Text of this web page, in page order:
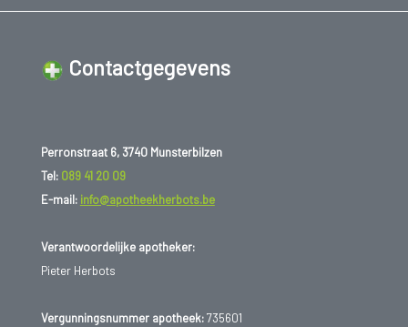
Contactgegevens
Perronstraat 6, 3740 Munsterbilzen
Tel: 089 41 20 09
E-mail: info@apotheekherbots.be
Verantwoordelijke apotheker:
Pieter Herbots
Vergunningsnummer apotheek:735601